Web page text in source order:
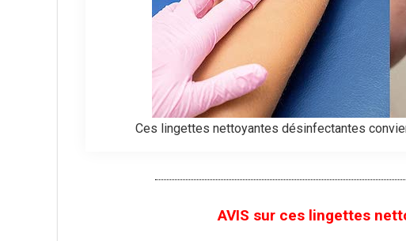
Ces lingettes nettoyantes désinfectantes
AVIS sur ces lingettes